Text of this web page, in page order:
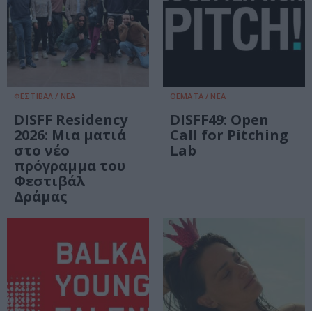
ΦΕΣΤΙΒΑΛ / ΝΕΑ
DISFF Residency
2026: Μια ματιά
στο νέο
πρόγραμμα του
Φεστιβάλ
Δράμας
ΘΕΜΑΤΑ / ΝΕΑ
DISFF49: Open
Call for Pitching
Lab